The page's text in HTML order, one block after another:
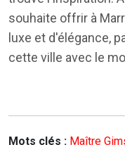
souhaite offrir à
luxe et d'élégance,
cette ville avec le
Mots clés : Maître